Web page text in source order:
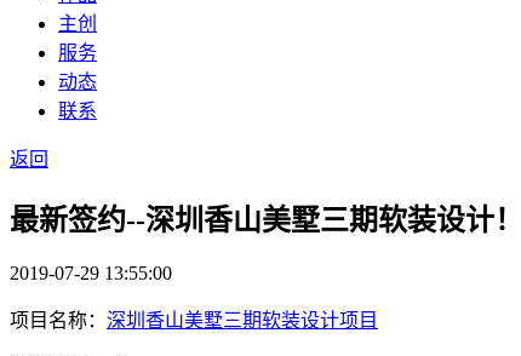
主创
服务
动态
联系
返回
最新签约--深圳香山美墅三期软装设计！
2019-07-29 13:55:00
项目名称： 深圳香山美墅三期软装设计项目